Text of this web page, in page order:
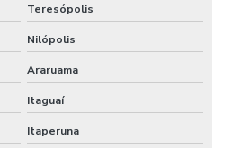
Teresópolis
Nilópolis
Araruama
Itaguaí
Itaperuna